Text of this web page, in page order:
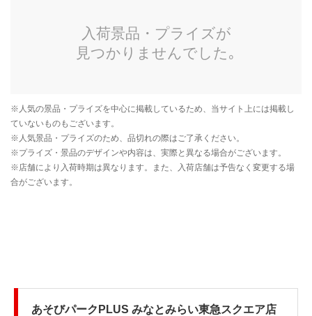
あそびパークPLUS みなとみらい東急スクエア店